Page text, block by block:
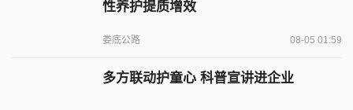
性养护提质增效
娄底公路 08-05 01:59
多方联动护童心 科普宣讲进企业